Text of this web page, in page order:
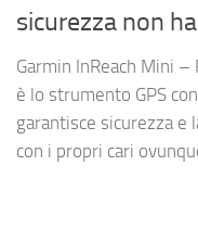
sicurezza non
Garmin InReach Mini –
è lo strumento GPS
garantisce sicurezza
con i propri cari